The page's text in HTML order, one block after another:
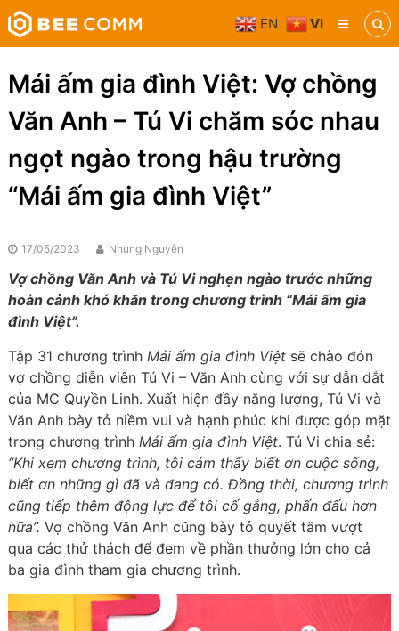
Skip
to
content
Bee
Comm
Truyền
thông
phương
tiện
Mái ấm gia đình Việt: Vợ chồng
Văn Anh – Tú Vi chăm sóc nhau
ngọt ngào trong hậu trường
“Mái ấm gia đình Việt”
17/05/2023 Nhung Nguyễn
Vợ chồng Văn Anh và Tú Vi nghẹn ngào trước những
hoàn cảnh khó khăn trong chương trình “Mái ấm gia
đình Việt”.
Tập 31 chương trình Mái ấm gia đình Việtsẽ chào đón
vợ chồng diễn viên Tú Vi – Văn Anh cùng với sự dẫn dắt
của MC Quyền Linh. Xuất hiện đầy năng lượng, Tú Vi và
Văn Anh bày tỏ niềm vui và hạnh phúc khi được góp mặt
trong chương trình Mái ấm gia đình Việt. Tú Vi chia sẻ:
“Khi xem chương trình, tôi cảm thấy biết ơn cuộc sống,
biết ơn những gì đã và đang có. Đồng thời, chương trình
cũng tiếp thêm động lực để tôi cố gắng, phấn đấu hơn
nữa”. Vợ chồng Văn Anh cũng bày tỏ quyết tâm vượt
qua các thử thách để đem về phần thưởng lớn cho cả
ba gia đình tham gia chương trình.
EN VI